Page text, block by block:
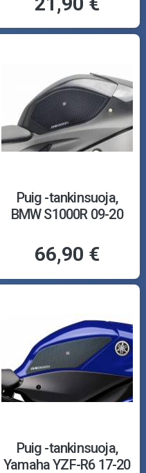
Puig -tankinsuoja,
BMW S1000R 09-20
66,90 €
Puig -tankinsuoja,
Yamaha YZF-R6 17-20